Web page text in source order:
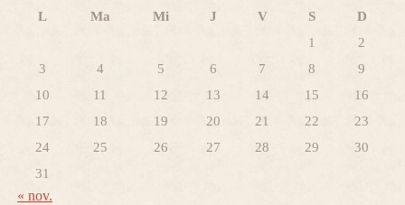
L Ma Mi J V S
D
1
2
3
4 5 6 7 8
9
10
11 12 13 14 15
16
17
18 19 20 21 22
23
24
25 26 27 28 29
30
31
« nov.